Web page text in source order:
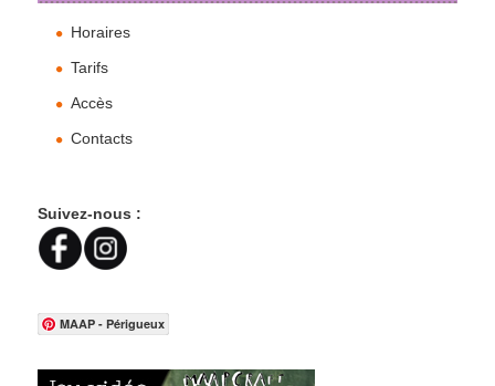
Horaires
Tarifs
Accès
Contacts
Suivez-nous :
MAAP - Périgueux